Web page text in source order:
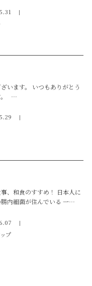
います。 いつもありがとう
。 …
、和食のすすめ！ 日本人に
内細菌が住んでいる 一…
|
プ